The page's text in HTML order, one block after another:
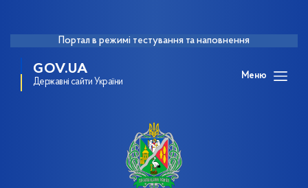
Портал в режимі тестування та наповнення
GOV.UA
Державні сайти України
Меню